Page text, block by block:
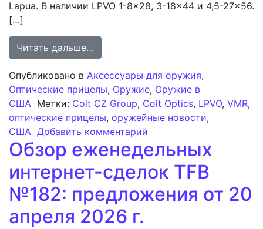
Lapua. В наличии LPVO 1-8×28, 3-18×44 и 4,5-27×56.
[…]
Читать дальше…
Опубликовано в Аксессуары для оружия,
Оптические прицелы, Оружие, Оружие в
США Метки: Colt CZ Group, Colt Optics, LPVO, VMR,
оптические прицелы, оружейные новости,
США Добавить комментарий
Обзор еженедельных
интернет-сделок TFB
№182: предложения от 20
апреля 2026 г.